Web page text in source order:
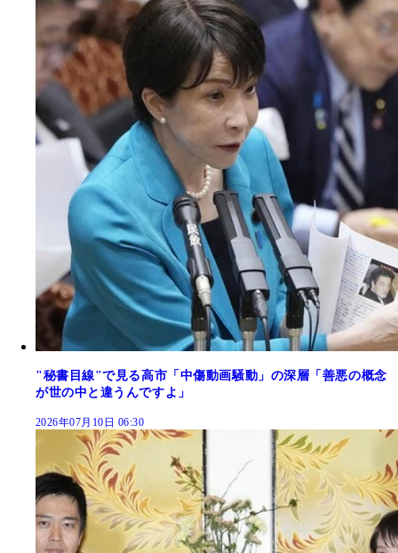
"秘書目線"で見る高市「中傷動画騒動」の深層「善悪の概念
が世の中と違うんですよ」
2026年07月10日 06:30